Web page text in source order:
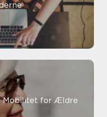
Mobilitet for Ældre